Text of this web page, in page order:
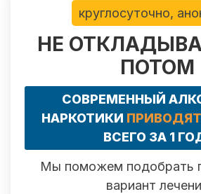
круглосуточно,
НЕ
ПОТОМ
СОВРЕМЕННЫЙ
НАРКОТИКИ
ВСЕГО ЗА 1
Мы поможем подобрать
вариант